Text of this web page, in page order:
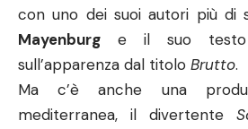
con uno dei suoi autori più di
Mayenburg e il suo testo
sull’apparenza dal titolo Brutto.
Ma c’è anche una
mediterranea, il divertente